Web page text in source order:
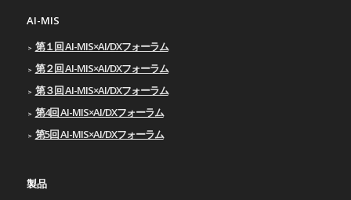
AI-MIS
第１回 AI-MIS×AI/DXフォーラム
第２回 AI-MIS×AI/DXフォーラム
第３回 AI-MIS×AI/DXフォーラム
第4回 AI-MIS×AI/DXフォーラム
第5回 AI-MIS×AI/DXフォーラム
製品